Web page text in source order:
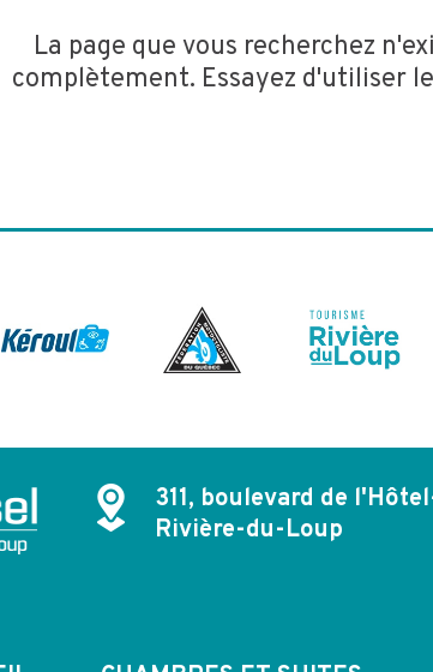
La page que vous recherchez
complètement. Essayez d'utiliser
311, boulevard de
Rivière-du-Loup